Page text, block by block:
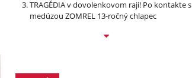
TRAGÉDIA v dovolenkovom raji! Po kontakte s
medúzou ZOMREL 13-ročný chlapec